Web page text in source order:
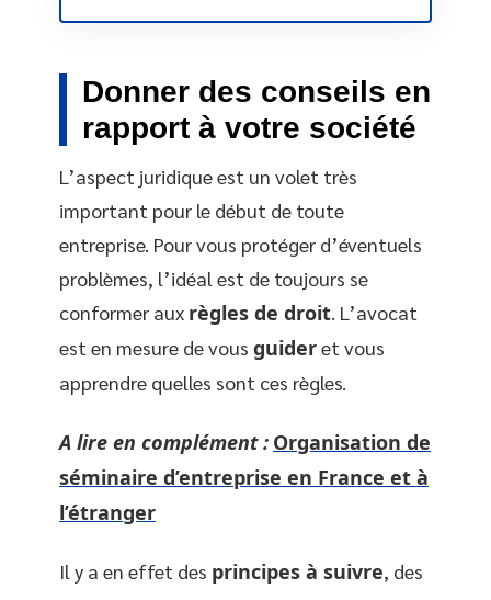
Donner des conseils en
rapport à votre société
L’aspect juridique est un volet très
important pour le début de toute
entreprise. Pour vous protéger d’éventuels
problèmes, l’idéal est de toujours se
conformer aux règles de droit. L’avocat
est en mesure de vous guideret vous
apprendre quelles sont ces règles.
A lire en complément : Organisation de
séminaire d’entreprise en France et à
l’étranger
Il y a en effet des principes à suivre, des